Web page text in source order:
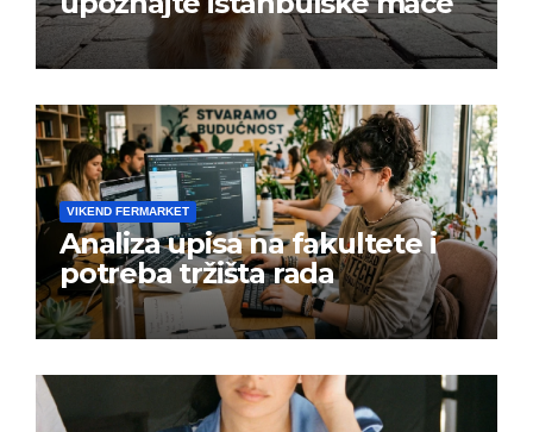
VIKEND FERMARKET
Analiza upisa na fakultete i
potreba tržišta rada